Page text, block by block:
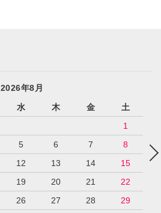
2026年8月
水 木 金
土
1
5 6 7
8
12 13 14
15
19 20 21
22
26 27 28
29